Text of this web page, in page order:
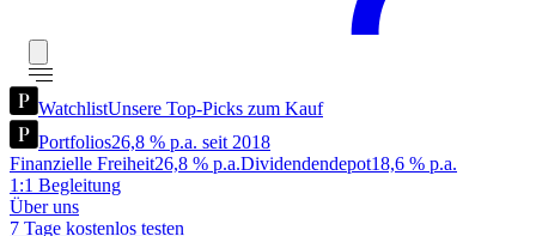
WatchlistUnsere Top-Picks zum Kauf
Portfolios26,8 % p.a. seit 2018
Finanzielle Freiheit26,8 % p.a.Dividendendepot18,6 % p.a.
1:1 Begleitung
Über uns
7 Tage kostenlos testen